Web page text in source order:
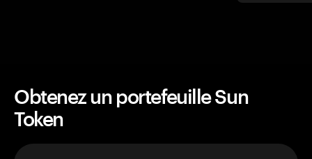
Obtenez un portefeuille Sun
Token